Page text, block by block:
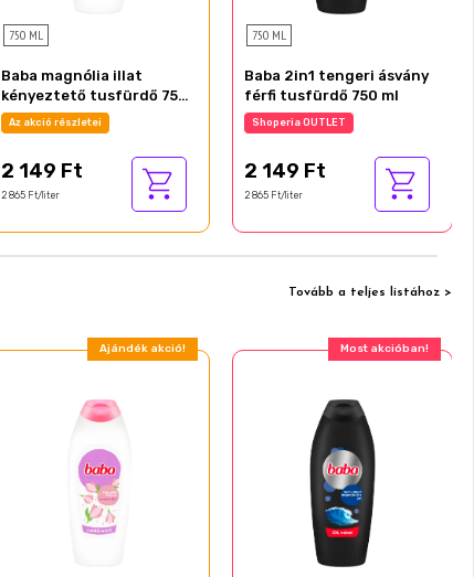
750 ML
Baba magnólia illat
kényeztető tusfürdő 750
mlAz akció részletei
2 149 Ft
2 865 Ft/liter
750 ML
Baba 2in1 tengeri ásvány
férfi tusfürdő 750 ml
Shoperia OUTLET
2 149 Ft
2 865 Ft/liter
Tovább a teljes listához >
Ajándék akció! Most akcióban!